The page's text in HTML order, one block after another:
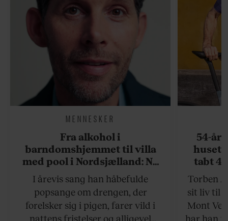
MENNESKER
Fra alkohol i
barndomshjemmet til villa
med pool i Nordsjælland: Nu
skal du høre sandheden om
Rasmus Seebach
I årevis sang han håbefulde
popsange om drengen, der
forelsker sig i pigen, farer vild i
nattens fristelser og alligevel
54-
huset
tabt
Torben
sit liv til
Mont
har han